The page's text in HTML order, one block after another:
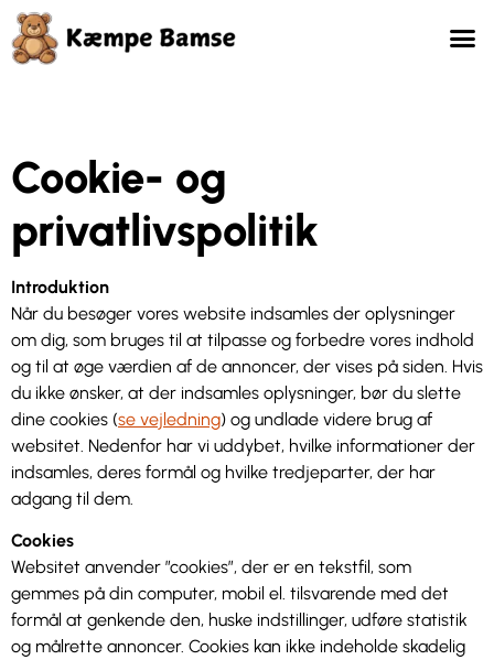
Cookie- og
privatlivspolitik
Introduktion
Når du besøger vores website indsamles der oplysninger
om dig, som bruges til at tilpasse og forbedre vores indhold
og til at øge værdien af de annoncer, der vises på siden. Hvis
du ikke ønsker, at der indsamles oplysninger, bør du slette
dine cookies (se vejledning) og undlade videre brug af
websitet. Nedenfor har vi uddybet, hvilke informationer der
indsamles, deres formål og hvilke tredjeparter, der har
adgang til dem.
Cookies
Websitet anvender ”cookies”, der er en tekstfil, som
gemmes på din computer, mobil el. tilsvarende med det
formål at genkende den, huske indstillinger, udføre statistik
og målrette annoncer. Cookies kan ikke indeholde skadelig